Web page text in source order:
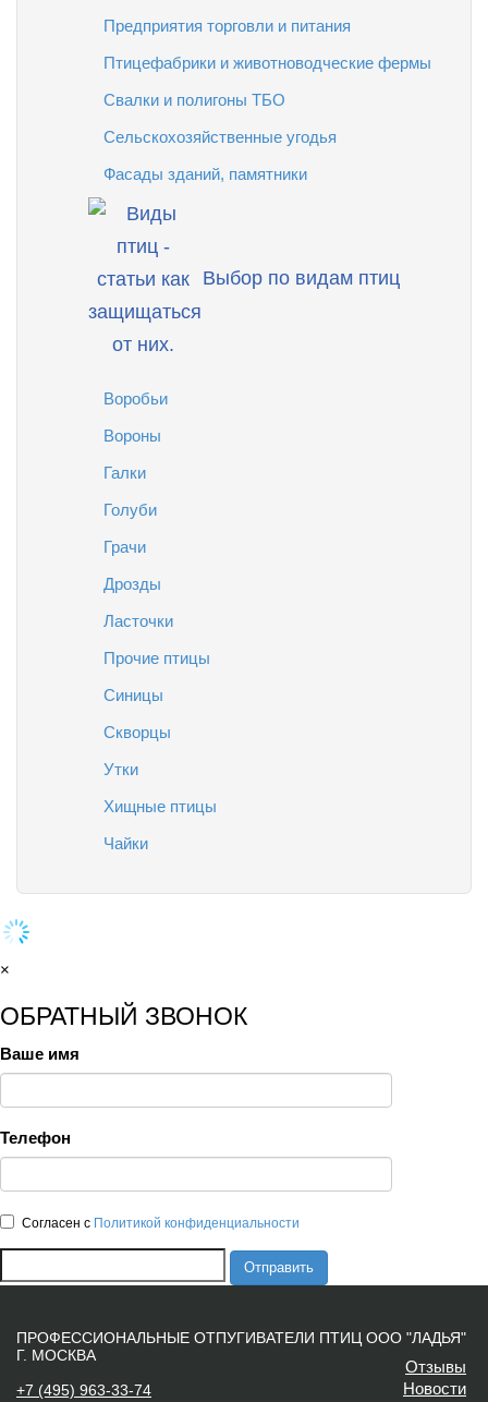
Предприятия торговли и питания
Птицефабрики и животноводческие фермы
Свалки и полигоны ТБО
Сельскохозяйственные угодья
Фасады зданий, памятники
Выбор по видам птиц
Воробьи
Вороны
Галки
Голуби
Грачи
Дрозды
Ласточки
Прочие птицы
Синицы
Скворцы
Утки
Хищные птицы
Чайки
×
ОБРАТНЫЙ ЗВОНОК
Ваше имя
Телефон
Согласен с Политикой конфиденциальности
Отправить
Отзывы
Новости
ПРОФЕССИОНАЛЬНЫЕ ОТПУГИВАТЕЛИ ПТИЦ ООО "ЛАДЬЯ"
Г. МОСКВА
+7 (495) 963-33-74